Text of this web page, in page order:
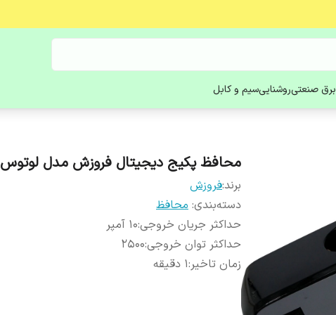
برق صنعتیروشناییسیم و کابل
محافظ پکیج دیجیتال فروزش مدل لوتوس
برند:فروزش
دسته‌بندی: محافظ
حداکثر جریان خروجی:10 آمپر
حداکثر توان خروجی:
2500
زمان تاخیر:1 دقیقه